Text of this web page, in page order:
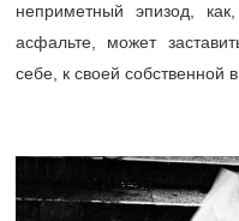
неприметный эпизод,
асфальте, может
себе, к своей собственной